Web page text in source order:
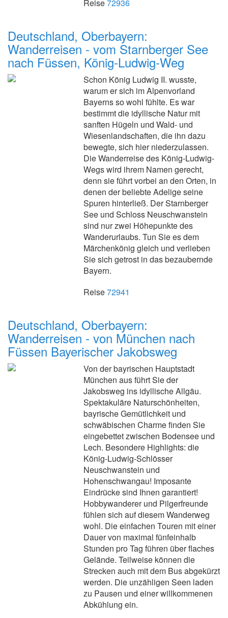
Reise72936
Deutschland, Oberbayern:
Wanderreisen - vom Starnberger See
nach Füssen, König-Ludwig-Weg
Schon König Ludwig II. wusste,
warum er sich im Alpenvorland
Bayerns so wohl fühlte. Es war
bestimmt die idyllische Natur mit
sanften Hügeln und Wald- und
Wiesenlandschaften, die ihn dazu
bewegte, sich hier niederzulassen.
Die Wanderreise des König-Ludwig-
Wegs wird ihrem Namen gerecht,
denn sie führt vorbei an den Orten, in
denen der beliebte Adelige seine
Spuren hinterließ. Der Starnberger
See und Schloss Neuschwanstein
sind nur zwei Höhepunkte des
Wanderurlaubs. Tun Sie es dem
Märchenkönig gleich und verlieben
Sie sich getrost in das bezaubernde
Bayern.
Reise72941
Deutschland, Oberbayern:
Wanderreisen - von München nach
Füssen Bayerischer Jakobsweg
Von der bayrischen Hauptstadt
München aus führt Sie der
Jakobsweg ins idyllische Allgäu.
Spektakuläre Naturschönheiten,
bayrische Gemütlichkeit und
schwäbischen Charme finden Sie
eingebettet zwischen Bodensee und
Lech. Besondere Highlights: die
König-Ludwig-Schlösser
Neuschwanstein und
Hohenschwangau! Imposante
Eindrücke sind Ihnen garantiert!
Hobbywanderer und Pilgerfreunde
fühlen sich auf diesem Wanderweg
wohl. Die einfachen Touren mit einer
Dauer von maximal fünfeinhalb
Stunden pro Tag führen über flaches
Gelände. Teilweise können die
Strecken auch mit dem Bus abgekürzt
werden. Die unzähligen Seen laden
zu Pausen und einer willkommenen
Abkühlung ein.